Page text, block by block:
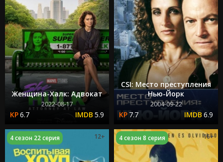
Женщина-Халк: Адвокат
2022-08-17
6.7 5.9
CSI: Место преступления
Нью-Йорк
2004-09-22
7.7 6.9
4 сезон 22 серия 12+ 4 сезон 8 серия 16+